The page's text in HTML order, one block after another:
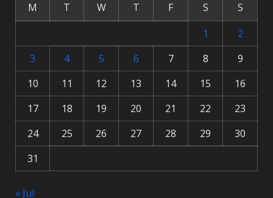
M T W T F S
S
1
2
3
4 5 6 7 8
9
10
11 12 13 14 15
16
17
18 19 20 21 22
23
24
25 26 27 28 29
30
31
« Jul